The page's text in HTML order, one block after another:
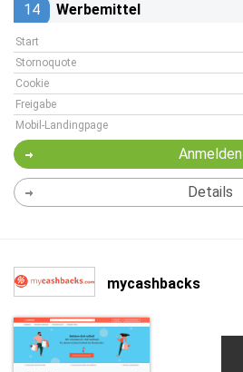
14 Werbemittel
Start
Stornoquote
Cookie
Freigabe
Mobil-Landingpage
Anmelden
Details
mycashbacks